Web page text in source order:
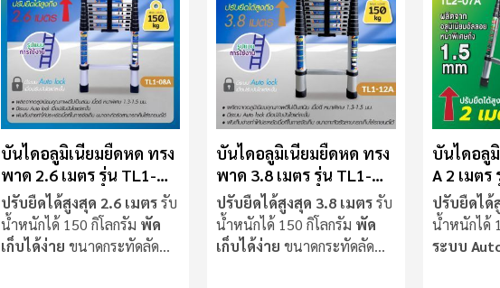
บันไดอลูมิเนียมยืดหด ทรง
พาด 2.6 เมตร รุ่น TL1-
08A
ปรับยืดได้สูงสุด 2.6 เมตรรับ
น้ำหนักได้ 150 กิโลกรัม พัด
เก็บได้ง่าย ขนาดกระทัดลัด
บันไดอลูมิเนียมยืดหด ทรง
พาด 3.8 เมตร รุ่น TL1-
12A
ปรับยืดได้สูงสุด 3.8 เมตรรับ
น้ำหนักได้ 150 กิโลกรัม พัด
เก็บได้ง่าย ขนาดกระทัดลัด
บันไดอลู
A 2 เมตร
ปรับยืดได้
น้ำหนักได้
ระบบ